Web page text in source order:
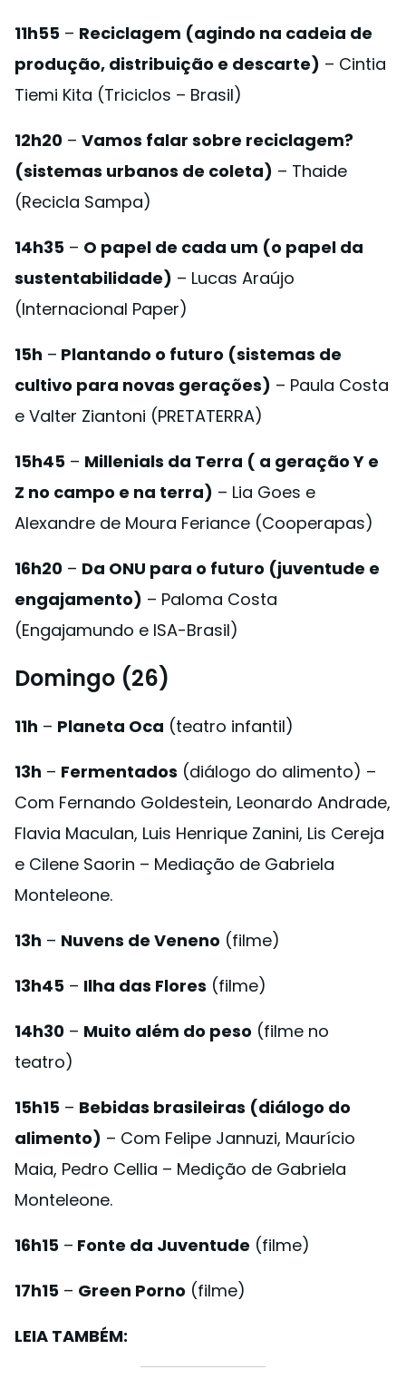
11h55 – Reciclagem (agindo na cadeia de
produção, distribuição e descarte) – Cintia
Tiemi Kita (Triciclos – Brasil)
12h20 – Vamos falar sobre reciclagem?
(sistemas urbanos de coleta) – Thaide
(Recicla Sampa)
14h35 – O papel de cada um (o papel da
sustentabilidade) – Lucas Araújo
(Internacional Paper)
15h – Plantando o futuro (sistemas de
cultivo para novas gerações) – Paula Costa
e Valter Ziantoni (PRETATERRA)
15h45 – Millenials da Terra ( a geração Y e
Z no campo e na terra) – Lia Goes e
Alexandre de Moura Feriance (Cooperapas)
16h20 – Da ONU para o futuro (juventude e
engajamento) – Paloma Costa
(Engajamundo e ISA-Brasil)
Domingo (26)
11h – Planeta Oca (teatro infantil)
13h – Fermentados (diálogo do alimento) –
Com Fernando Goldestein, Leonardo Andrade,
Flavia Maculan, Luis Henrique Zanini, Lis Cereja
e Cilene Saorin – Mediação de Gabriela
Monteleone.
13h – Nuvens de Veneno (filme)
13h45 – Ilha das Flores (filme)
14h30 – Muito além do peso (filme no
teatro)
15h15 – Bebidas brasileiras (diálogo do
alimento) – Com Felipe Jannuzi, Maurício
Maia, Pedro Cellia – Medição de Gabriela
Monteleone.
16h15 – Fonte da Juventude (filme)
17h15 – Green Porno (filme)
LEIA TAMBÉM: